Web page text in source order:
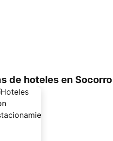
de hoteles en Socorro